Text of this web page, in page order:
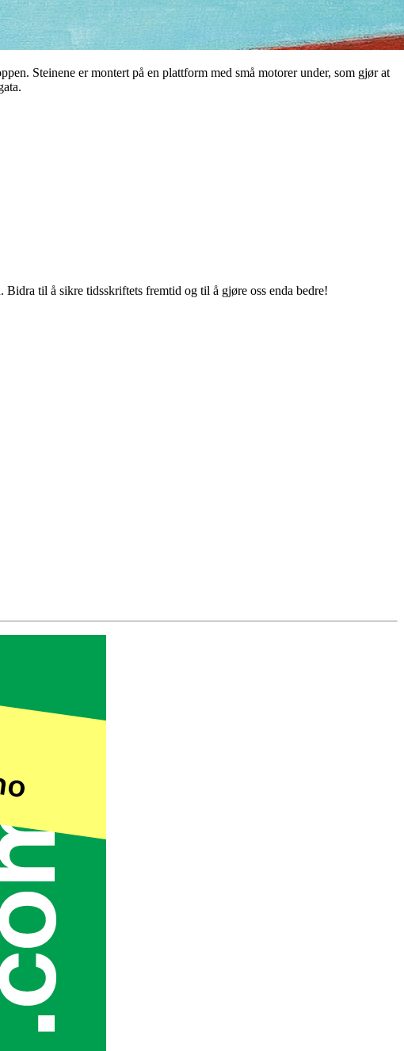
Steinene er montert på en plattform med små motorer under, som gjør at
til å sikre tidsskriftets fremtid og til å gjøre oss enda bedre!